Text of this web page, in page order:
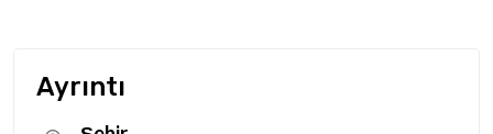
Ayrıntı